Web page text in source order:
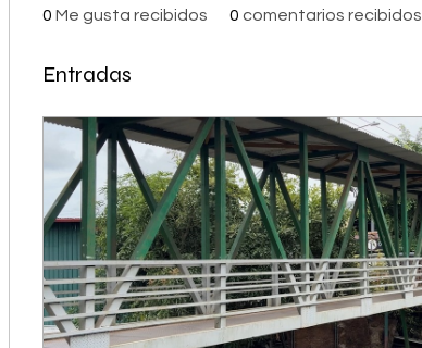
0 Me gusta recibidos 0 comentarios recibidos
Entradas